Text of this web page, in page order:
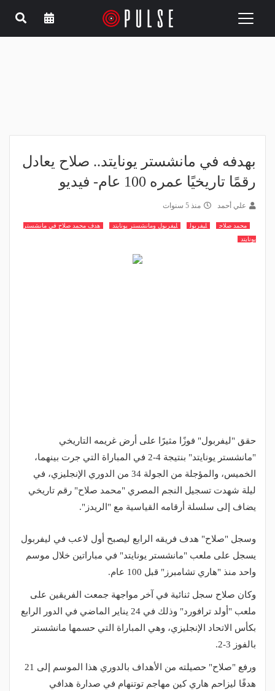
Toggle
بهدفه في مانشستر يونايتد.. صلاح يعادل
رقمًا تاريخيًا عمره 100 عام- فيديو
علي أحمد منذ 5 سنوات
محمد صلاح ليفربول ليفربول ومانشستر يونايتد
هدف محمد صلاح في مانشستر
يونايتد
حقق "ليفربول" فوزًا مثيرًا على أرض غريمه التاريخي
"مانشستر يونايتد" بنتيجة 4-2 في المباراة التي جرت بينهما،
الخميس، والمؤجلة من الجولة 34 من الدوري الإنجليزي، في
ليلة شهدت تسجيل النجم المصري "محمد صلاح" رقم تاريخي
يضاف إلى سلسلة أرقامه القياسية مع "الريدز".
وسجل "صلاح" هدف فريقه الرابع ليصبح أول لاعب في ليفربول
يسجل على ملعب "مانشستر يونايتد" في مباراتين خلال موسم
واحد منذ "هاري تشامبرز" قبل 100 عام.
وكان صلاح سجل ثنائية في آخر مواجهة جمعت الفريقين على
ملعب "أولد ترافورد" وذلك في 24 يناير الماضي في الدور الرابع
بكأس الاتحاد الإنجليزي، وهي المباراة التي حسمها مانشستر
بالفوز 3-2.
ورفع "صلاح" حصيلته من الأهداف بالدوري هذا الموسم إلى 21
هدفًا ليزاحم هاري كين مهاجم توتنهام في صدارة هدافي